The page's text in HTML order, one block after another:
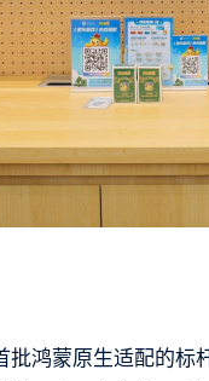
批鸿蒙原生适配的